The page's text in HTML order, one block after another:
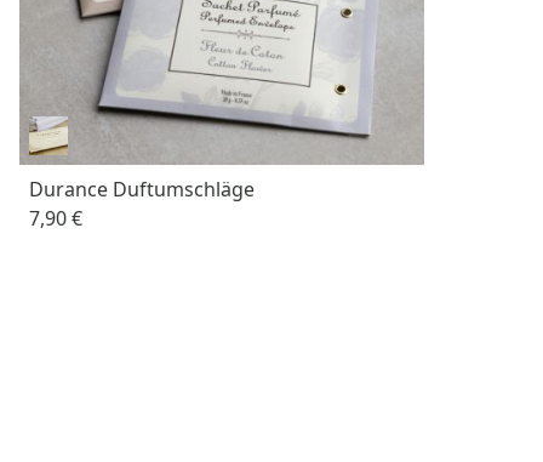
Durance Duftumschläge
7,90 €